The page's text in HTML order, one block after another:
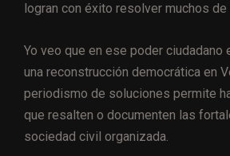
logran con éxito resolver muchos
Yo veo que en ese poder ciudadano
una reconstrucción democrática en
periodismo de soluciones permite
que resalten o documenten las
sociedad civil organizada.